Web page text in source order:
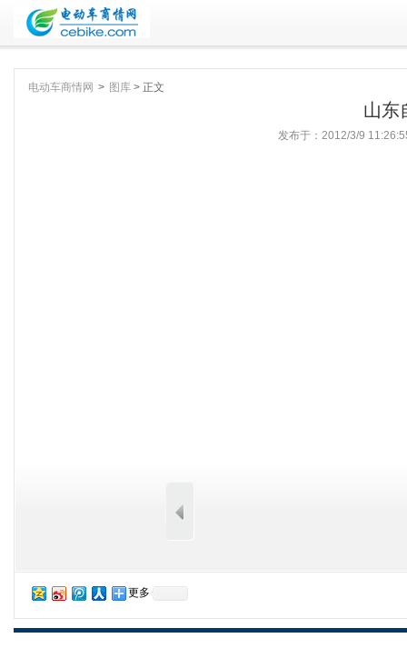
电动车商情网 > 图库 > 正文
山东
发布于： 2012/3/9
更多